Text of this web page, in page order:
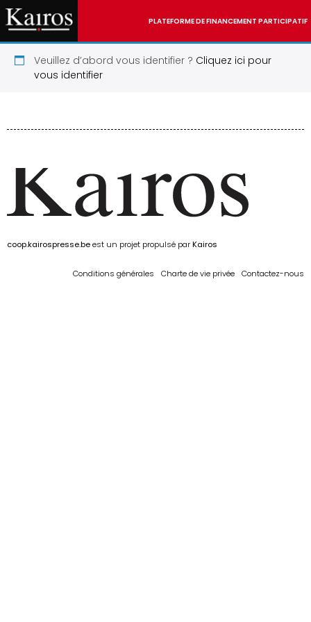
PLATEFORME DE FINANCEMENT PARTICIPATIF
Veuillez d’abord vous identifier ? Cliquez ici pour
vous identifier
coop.kairospresse.beest un projet propulsé parKairos
Conditions générales Charte de vie privée Contactez-nous